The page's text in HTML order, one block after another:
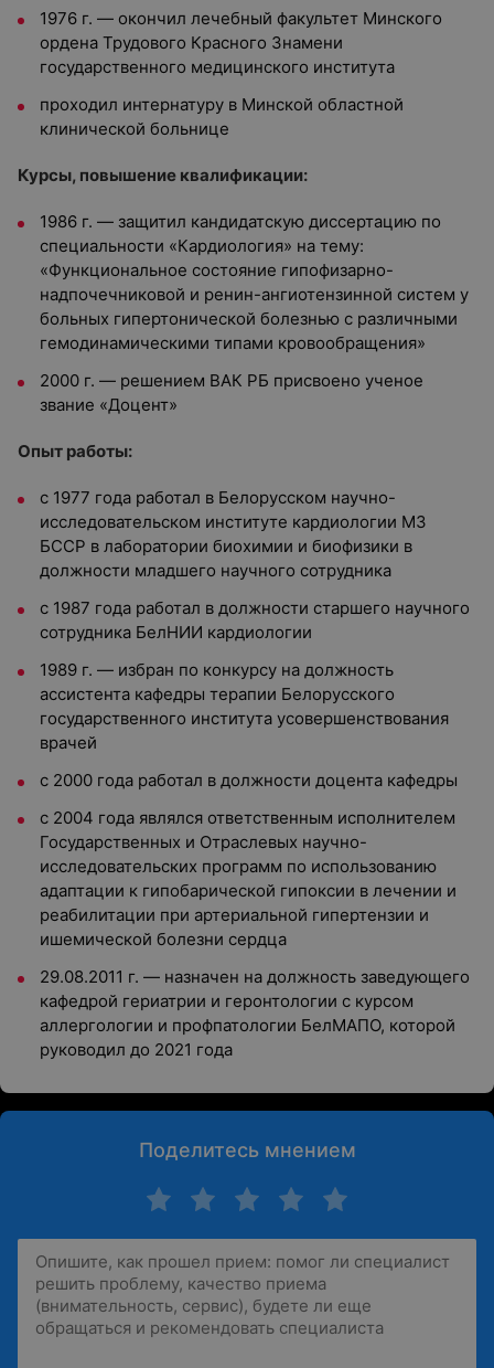
1976 г. — окончил лечебный факультет Минского
ордена Трудового Красного Знамени
государственного медицинского института
проходил интернатуру в Минской областной
клинической больнице
Курсы, повышение квалификации:
1986 г. — защитил кандидатскую диссертацию по
специальности «Кардиология» на тему:
«Функциональное состояние гипофизарно-
надпочечниковой и ренин-ангиотензинной систем у
больных гипертонической болезнью с различными
гемодинамическими типами кровообращения»
2000 г. — решением ВАК РБ присвоено ученое
звание «Доцент»
Опыт работы:
с 1977 года работал в Белорусском научно-
исследовательском институте кардиологии МЗ
БССР в лаборатории биохимии и биофизики в
должности младшего научного сотрудника
с 1987 года работал в должности старшего научного
сотрудника БелНИИ кардиологии
1989 г. — избран по конкурсу на должность
ассистента кафедры терапии Белорусского
государственного института усовершенствования
врачей
с 2000 года работал в должности доцента кафедры
с 2004 года являлся ответственным исполнителем
Государственных и Отраслевых научно-
исследовательских программ по использованию
адаптации к гипобарической гипоксии в лечении и
реабилитации при артериальной гипертензии и
ишемической болезни сердца
29.08.2011 г. — назначен на должность заведующего
кафедрой гериатрии и геронтологии c курсом
аллергологии и профпатологии БелМАПО, которой
руководил до 2021 года
Поделитесь мнением